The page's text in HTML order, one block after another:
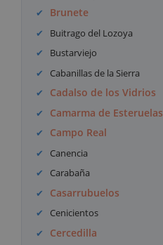
Brunete
Buitrago del Lozoya
Bustarviejo
Cabanillas de la Sierra
Cadalso de los Vidrios
Camarma de Esteruelas
Campo Real
Canencia
Carabaña
Casarrubuelos
Cenicientos
Cercedilla